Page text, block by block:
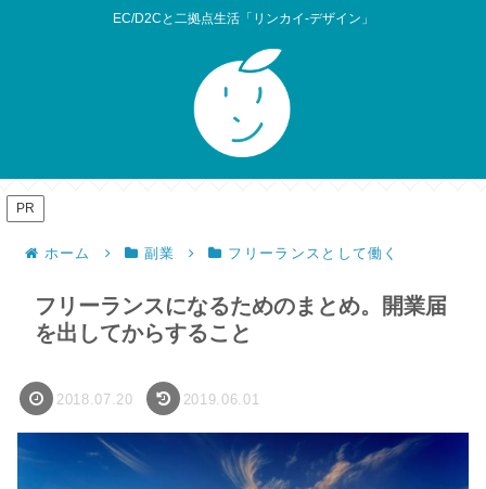
EC/D2Cと二拠点生活「リンカイ-デザイン」
PR
ホーム 副業 フリーランスとして働く
フリーランスになるためのまとめ。開業届
を出してからすること
2018.07.20 2019.06.01